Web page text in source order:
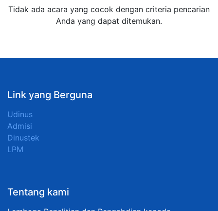
Tidak ada acara yang cocok dengan criteria pencarian
Anda yang dapat ditemukan.
Link yang Berguna
Udinus
Admisi
Dinustek
LPM
Tentang kami